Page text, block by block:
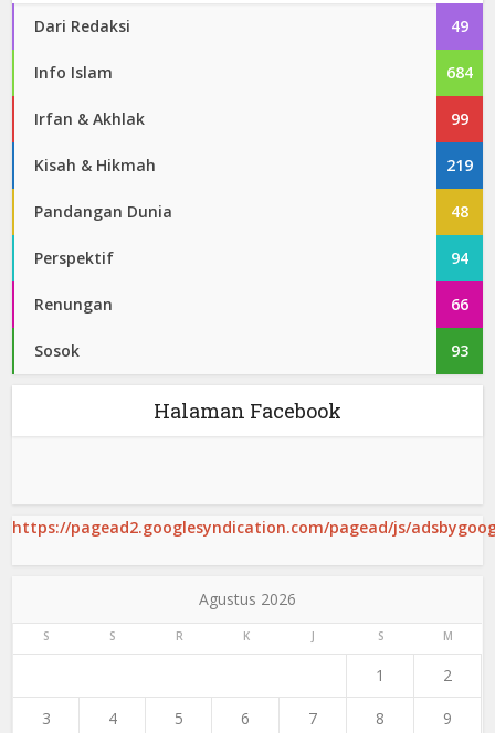
Dari Redaksi 49
Info Islam 684
Irfan & Akhlak 99
Kisah & Hikmah 219
Pandangan Dunia 48
Perspektif 94
Renungan 66
Sosok 93
Halaman Facebook
https://pagead2.googlesyndication.com/pagead/js/
Agustus 2026
S S R K J S M
1 2
3 4 5 6 7 8 9